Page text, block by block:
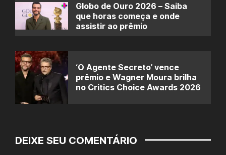
Globo de Ouro 2026 – Saiba
que horas começa e onde
assistir ao prêmio
‘O Agente Secreto’ vence
prêmio e Wagner Moura brilha
no Critics Choice Awards 2026
DEIXE SEU COMENTÁRIO